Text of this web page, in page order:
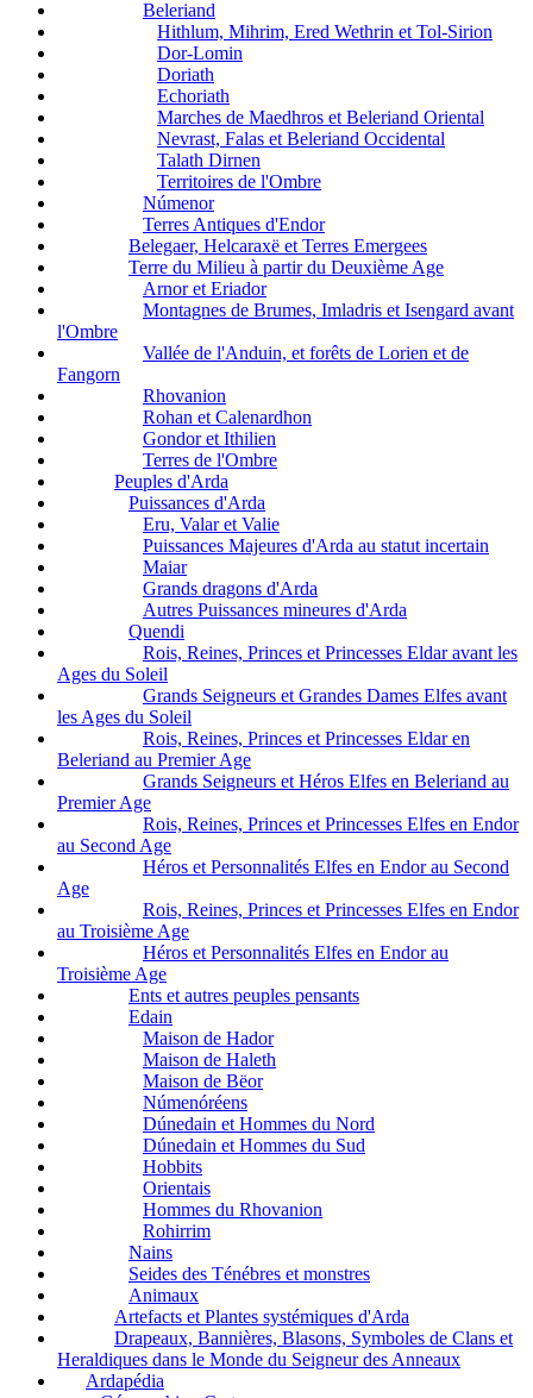
Beleriand
Hithlum, Mihrim, Ered Wethrin et Tol-Sirion
Dor-Lomin
Doriath
Echoriath
Marches de Maedhros et Beleriand Oriental
Nevrast, Falas et Beleriand Occidental
Talath Dirnen
Territoires de l'Ombre
Númenor
Terres Antiques d'Endor
Belegaer, Helcaraxë et Terres Emergees
Terre du Milieu à partir du Deuxième Age
Arnor et Eriador
Montagnes de Brumes, Imladris et Isengard avant
l'Ombre
Vallée de l'Anduin, et forêts de Lorien et de
Fangorn
Rhovanion
Rohan et Calenardhon
Gondor et Ithilien
Terres de l'Ombre
Peuples d'Arda
Puissances d'Arda
Eru, Valar et Valie
Puissances Majeures d'Arda au statut incertain
Maiar
Grands dragons d'Arda
Autres Puissances mineures d'Arda
Quendi
Rois, Reines, Princes et Princesses Eldar avant les
Ages du Soleil
Grands Seigneurs et Grandes Dames Elfes avant
les Ages du Soleil
Rois, Reines, Princes et Princesses Eldar en
Beleriand au Premier Age
Grands Seigneurs et Héros Elfes en Beleriand au
Premier Age
Rois, Reines, Princes et Princesses Elfes en Endor
au Second Age
Héros et Personnalités Elfes en Endor au Second
Age
Rois, Reines, Princes et Princesses Elfes en Endor
au Troisième Age
Héros et Personnalités Elfes en Endor au
Troisième Age
Ents et autres peuples pensants
Edain
Maison de Hador
Maison de Haleth
Maison de Bëor
Númenóréens
Dúnedain et Hommes du Nord
Dúnedain et Hommes du Sud
Hobbits
Orientais
Hommes du Rhovanion
Rohirrim
Nains
Seides des Ténébres et monstres
Animaux
Artefacts et Plantes systémiques d'Arda
Drapeaux, Bannières, Blasons, Symboles de Clans et
Heraldiques dans le Monde du Seigneur des Anneaux
Ardapédia